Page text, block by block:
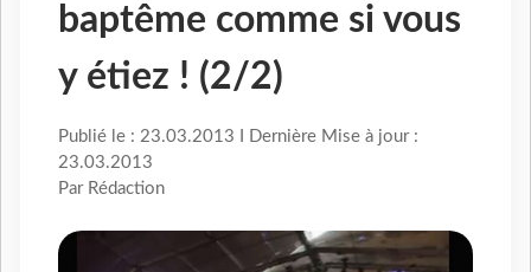
baptême comme si vous
y étiez ! (2/2)
Publié le : 23.03.2013 I Dernière Mise à jour :
23.03.2013
Par Rédaction